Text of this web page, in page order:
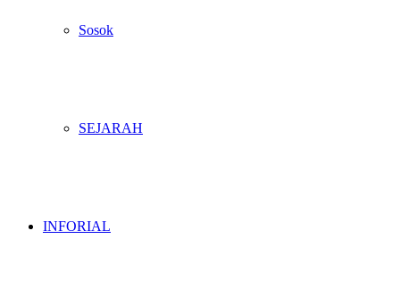
Sosok
SEJARAH
INFORIAL